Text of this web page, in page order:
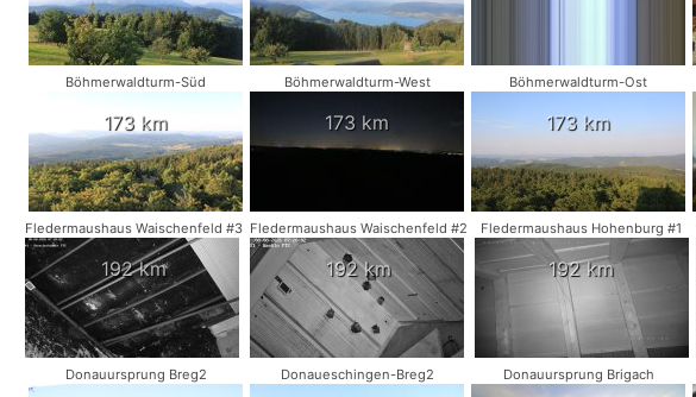
Böhmerwaldturm-Süd
173 km
Böhmerwaldturm-West
173 km
Böhmerwaldturm-Ost
173 km
Fledermaushaus Waischenfeld #3
192 km
Fledermaushaus Waischenfeld #2
192 km
Fledermaushaus Hohenburg #1
192 km
Donauursprung Breg2 Donaueschingen-Breg2 Donauursprung Brigach